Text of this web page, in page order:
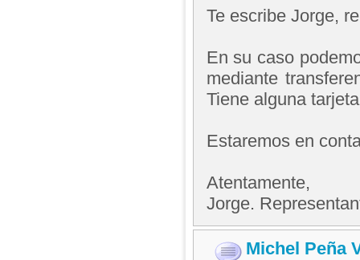
Te escribe Jorge,
En su caso
mediante
Tiene alguna
Estaremos en
Atentamente,
Jorge.
Michel Peña